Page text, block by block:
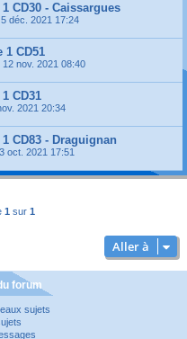
CD30 - Caissargues
déc. 2021 17:24
1 CD51
12 nov. 2021 08:40
CD31
2021 20:34
CD83 - Draguignan
oct. 2021 17:51
1 sur 1
Aller à
forum
sujets